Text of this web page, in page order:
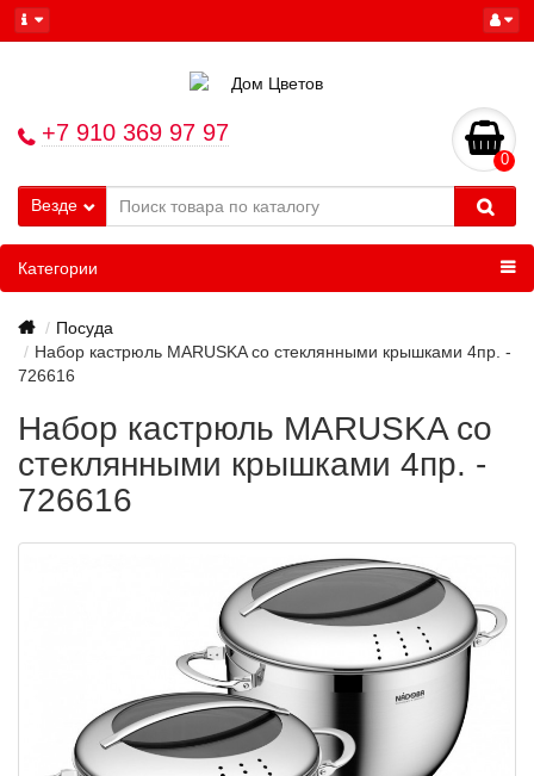
+7 910 369 97 97
0
Везде
Категории
Посуда
Набор кастрюль MARUSKA со стеклянными крышками 4пр. -
726616
Набор кастрюль MARUSKA со
стеклянными крышками 4пр. -
726616